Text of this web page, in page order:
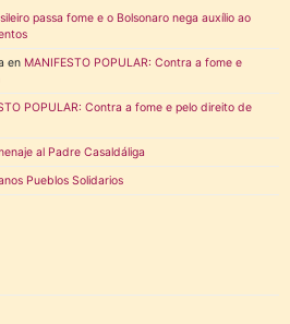
passa fome e o Bolsonaro nega auxílio ao
en MANIFESTO POPULAR: Contra a fome e
POPULAR: Contra a fome e pelo direito de
al Padre Casaldáliga
Pueblos Solidarios